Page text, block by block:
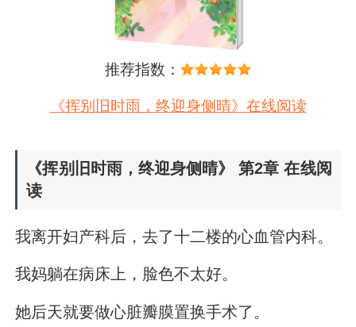
推荐指数：
《挥别旧时雨，终迎身侧晴》在线阅读
《挥别旧时雨，终迎身侧晴》 第2章 在线阅
读
我离开妇产科后，去了十二楼的心血管内科。
我妈躺在病床上，脸色不太好。
她后天就要做心脏瓣膜置换手术了。